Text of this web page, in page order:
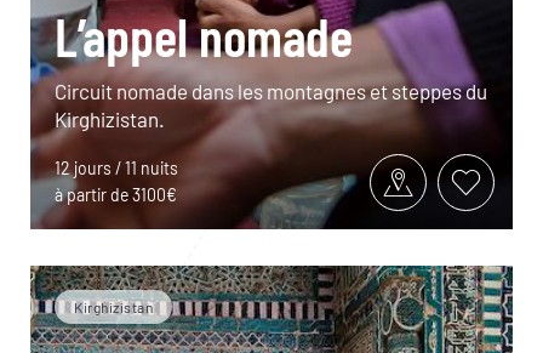
L’appel nomade
Circuit nomade dans les montagnes et steppes du
Kirghizistan.
12 jours / 11 nuits
à partir de 3100€
Kirghizistan